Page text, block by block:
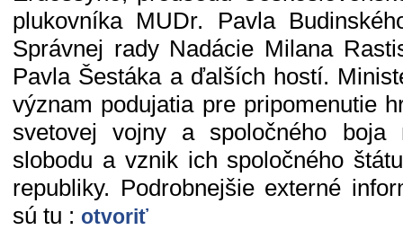
plukovníka MUDr. Pavla
Správnej rady Nadácie Milana
Pavla Šestáka a ďalších hostí.
význam podujatia pre pripomenutie
svetovej vojny a spoločného boja
slobodu a vznik ich spoločného
republiky. Podrobnejšie externé
sú tu : otvoriť